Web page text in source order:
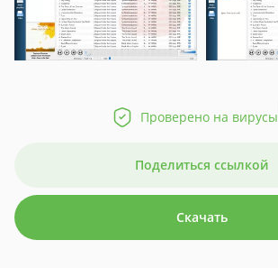
Проверено на вирусы
Поделиться ссылкой
Скачать